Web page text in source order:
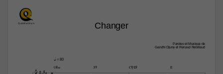
Changer
Paroles et Musique de
Gandhi Djuna et Renaud Rebillaud
q = 80
 G©‹ F© C©/E© E